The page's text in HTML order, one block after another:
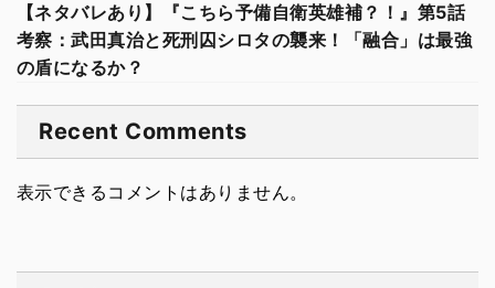
【ネタバレあり】『こちら予備自衛英雄補？！』第5話
考察：武田真治と死刑囚シロタの襲来！「融合」は最強
の盾になるか？
Recent Comments
表示できるコメントはありません。